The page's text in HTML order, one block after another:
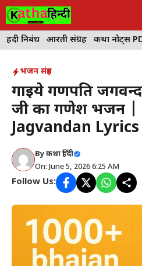
Skip
to
content
हिंदी निबंध आरती संग्रह कथा नोट्स
भजन संग्रह
गाइये गणपति
जी का गणेश भजन |
Jagvandan Lyrics
Byकथा हिंदी
On: June 5, 2026 6:25 AM
Follow Us: